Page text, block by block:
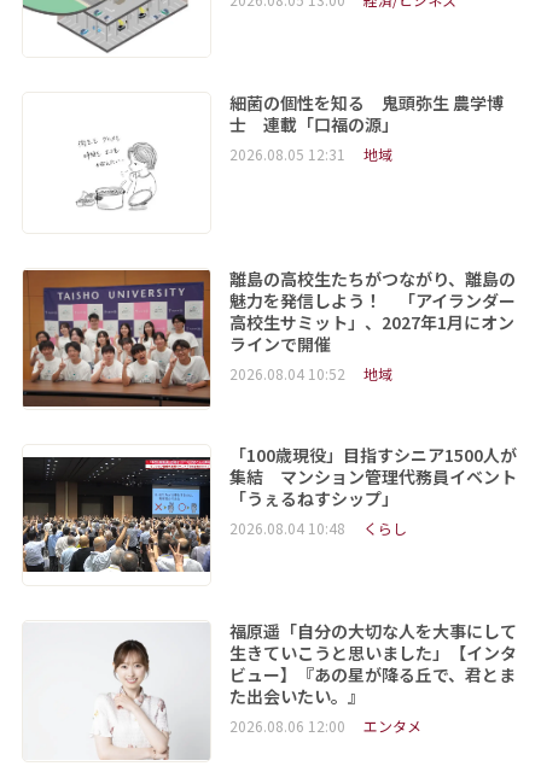
細菌の個性を知る 鬼頭弥生 農学博
士 連載「口福の源」
2026.08.05 12:31 地域
離島の高校生たちがつながり、離島の
魅力を発信しよう！ 「アイランダー
高校生サミット」、2027年1月にオン
ラインで開催
2026.08.04 10:52 地域
「100歳現役」目指すシニア1500人が
集結 マンション管理代務員イベント
「うぇるねすシップ」
2026.08.04 10:48 くらし
福原遥「自分の大切な人を大事にして
生きていこうと思いました」【インタ
ビュー】『あの星が降る丘で、君とま
た出会いたい。』
2026.08.06 12:00 エンタメ